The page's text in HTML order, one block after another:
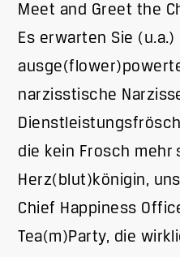
Meet and Greet the
Es erwarten Sie (u.a.)
narzisstische
die kein Frosch mehr
Herz(blut)königin,
Chief Happiness
Tea(m)Party, die